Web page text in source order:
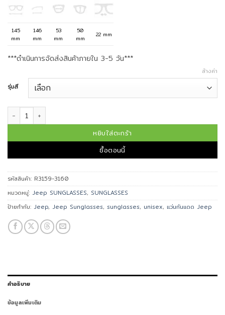
145
mm
146
mm
53
mm
50
mm
22 mm
***ดำเนินการจัดส่งสินค้าภายใน 3-5 วัน***
รุ่นสี
ล้างค่า
จำนวน Jeep แว่นกันแดด รุ่น R3160-L9 ดีไซน์สไตล์ Outdoor และสายแคมปิ้
หยิบใส่ตะกร้า
ซื้อตอนนี้
รหัสสินค้า: R3159-3160
หมวดหมู่: Jeep SUNGLASSES, SUNGLASSES
ป้ายกำกับ: Jeep, Jeep Sunglasses, sunglasses, unisex, แว่นกันแดด Jeep
คำอธิบาย
ข้อมูลเพิ่มเติม